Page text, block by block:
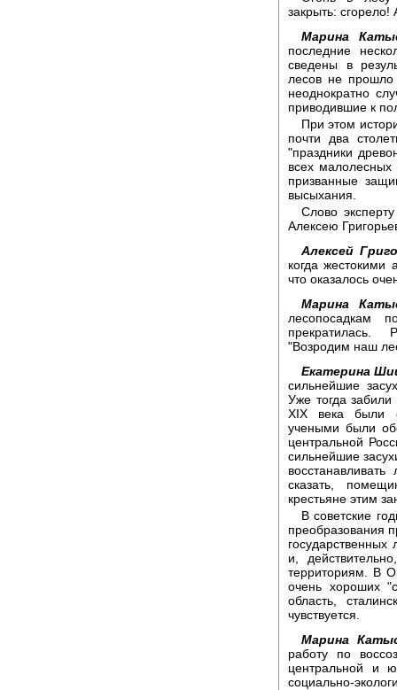
закрыть:
Марина
последние
сведены в
лесов не прошло
неоднократно
приводившие к
При этом
почти два
"праздники
всех малолесных
призванные
высыхания.
Слово
Алексею
Алексей
когда жестокими
что оказалось
Марина
лесопосадкам
прекратилась.
"Возродим наш
Екатерина
сильнейшие
Уже тогда забили
XIX века были
учеными были
центральной
сильнейшие
сказать,
крестьяне этим
В советские
преобразования
и,
территориям. В
очень хороших
область,
чувствуется.
Марина
работу по
центральной и
социально-